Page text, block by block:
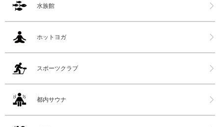
水族館
ホットヨガ
スポーツクラブ
都内サウナ